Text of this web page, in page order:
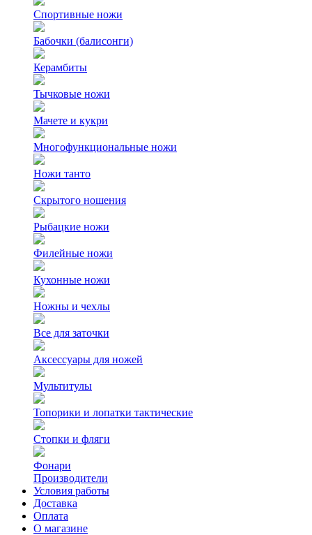
Спортивные ножи
Бабочки (балисонги)
Керамбиты
Тычковые ножи
Мачете и кукри
Многофункциональные ножи
Ножи танто
Скрытого ношения
Рыбацкие ножи
Филейные ножи
Кухонные ножи
Ножны и чехлы
Все для заточки
Аксессуары для ножей
Мультитулы
Топорики и лопатки тактические
Стопки и фляги
Фонари
Производители
Условия работы
Доставка
Оплата
О магазине